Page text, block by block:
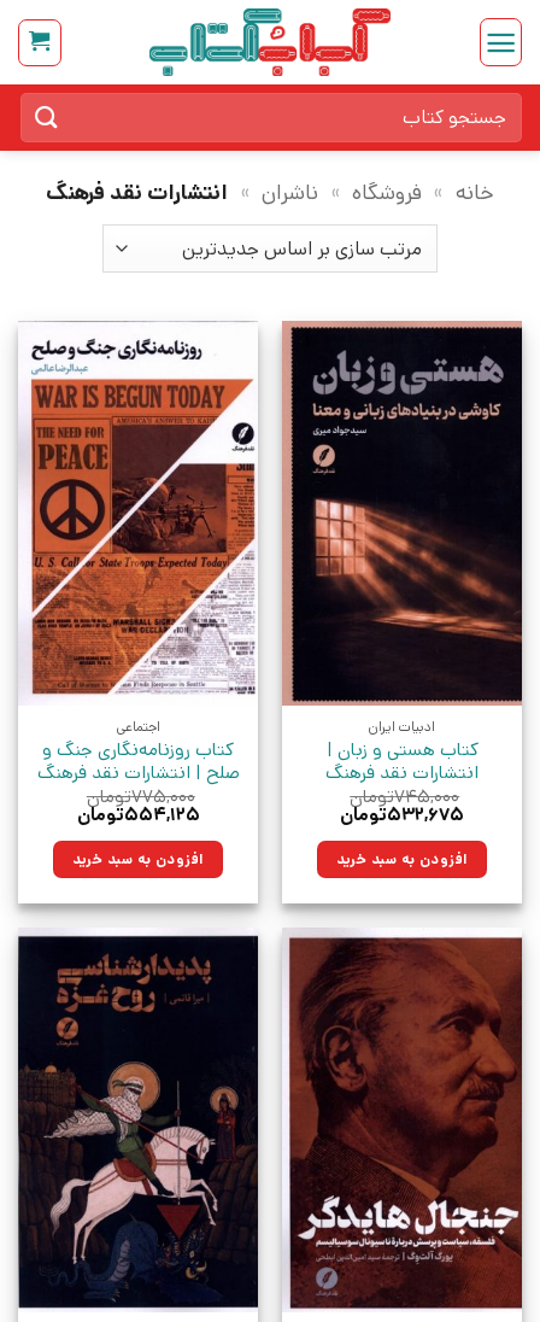
Skip
content
برای:
خانه » فروشگاه » ناشران » انتشارات نقد فرهنگ
ادبیات ایران
کتاب هستی و زبان |
انتشارات نقد فرهنگ
۷۴۵,۰۰۰تومان
قیمت
۷۴۵,۰۰۰تومان
بود.
۵۳۲,۶۷۵تومان
۵۳۲,۶۷۵تومان. افزودن به سبد خرید
اجتماعی
کتاب روزنامه‌نگاری جنگ و
صلح | انتشارات نقد فرهنگ
۷۷۵,۰۰۰تومان
قیمت
۷۷۵,۰۰۰تومان
بود.
۵۵۴,۱۲۵تومان
۵۵۴,۱۲۵تومان.افزودن به سبد خرید